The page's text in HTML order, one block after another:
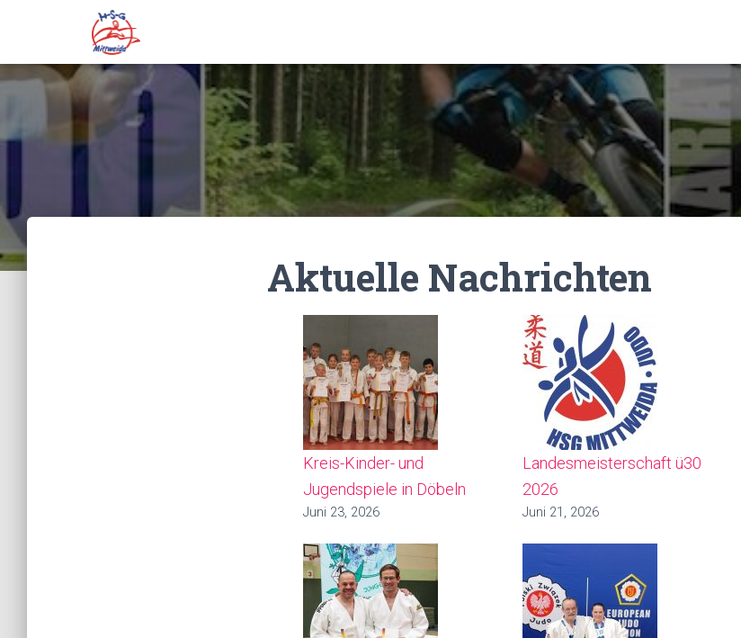
Aktuelle Nachrichten
Kreis-Kinder- und
Jugendspiele in Döbeln
Juni 23, 2026
Landesmeisterschaft ü30
2026
Juni 21, 2026